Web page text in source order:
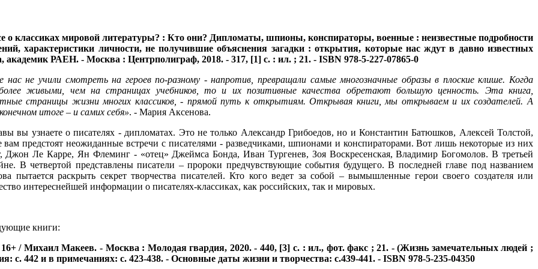
о классиках мировой литературы? : Кто они? Дипломаты, шпионы, конспираторы, военные : неизвестные подробности
характеристики личности, не получившие объяснения загадки : открытия, которые нас ждут в давно известных
РАЕН. - Москва : Центрполиграф, 2018. - 317, [1] с. : ил. ; 21. - ISBN 978-5-227-07865-0
нас не учили смотреть на героев по-разному - напротив, превращали самые многозначные образы в плоские клише. Когда
живыми, чем на страницах учебников, то и их позитивные качества обретают большую ценность. Эта книга,
страницы жизни многих классиков, - прямой путь к открытиям. Открывая книги, мы открываем и их создателей. А
итоге – и самих себя». - Мария Аксенова.
вы узнаете о писателях - дипломатах. Это не только Александр Грибоедов, но и Константин Батюшков, Алексей Толстой,
вам предстоят неожиданные встречи с писателями - разведчиками, шпионами и конспираторами. Вот лишь некоторые из них
Джон Ле Карре, Ян Флеминг - «отец» Джеймса Бонда, Иван Тургенев, Зоя Воскресенская, Владимир Богомолов. В третьей
В четвертой представлены писатели – пророки предчувствующие события будущего. В последней главе под названием
пытается раскрыть секрет творчества писателей. Кто кого ведет за собой – вымышленные герои своего создателя или
интереснейшей информации о писателях-классиках, как российских, так и мировых.
книги:
/ Михаил Макеев. - Москва : Молодая гвардия, 2020. - 440, [3] с. : ил., фот. факс ; 21. - (Жизнь замечательных людей ;
с. 442 и в примечаниях: с. 423-438. - Основные даты жизни и творчества: с.439-441. - ISBN 978-5-235-04350